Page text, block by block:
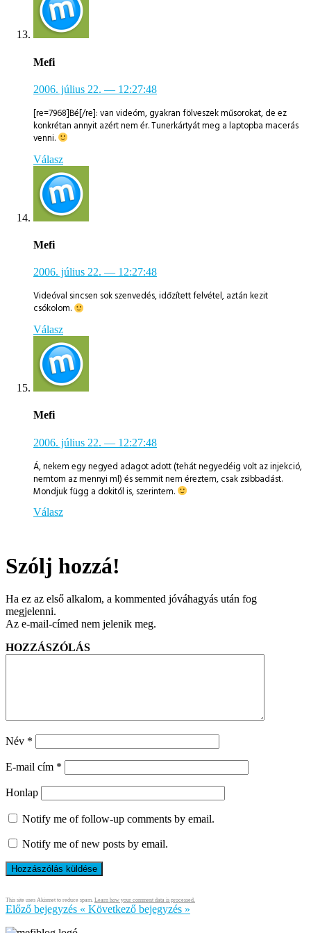
Mefi
2006. július 22. — 12:27:48
[re=7968]Bé[/re]: van videóm, gyakran fölveszek műsorokat, de ez
konkrétan annyit azért nem ér. Tunerkártyát meg a laptopba macerás
venni.
Válasz
Mefi
2006. július 22. — 12:27:48
Videóval sincsen sok szenvedés, időzített felvétel, aztán kezit
csókolom.
Válasz
Mefi
2006. július 22. — 12:27:48
Á, nekem egy negyed adagot adott (tehát negyedéig volt az injekció,
nemtom az mennyi ml) és semmit nem éreztem, csak zsibbadást.
Mondjuk függ a dokitól is, szerintem.
Válasz
Szólj hozzá!
Ha ez az első alkalom, a kommented jóváhagyás után fog
megjelenni.
Az e-mail-címed nem jelenik meg.
HOZZÁSZÓLÁS
Név *
E-mail cím *
Honlap
Notify me of follow-up comments by email.
Notify me of new posts by email.
This site uses Akismet to reduce spam. Learn how your comment data is processed.
Előző bejegyzés « Következő bejegyzés »